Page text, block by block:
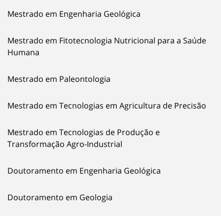
Mestrado em Engenharia Geológica
Mestrado em Fitotecnologia Nutricional para a Saúde
Humana
Mestrado em Paleontologia
Mestrado em Tecnologias em Agricultura de Precisão
Mestrado em Tecnologias de Produção e
Transformação Agro-Industrial
Doutoramento em Engenharia Geológica
Doutoramento em Geologia